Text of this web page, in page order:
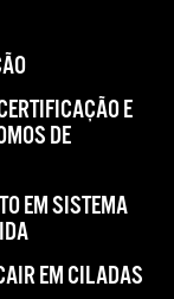
E
DE
EM SISTEMA
EM CILADAS